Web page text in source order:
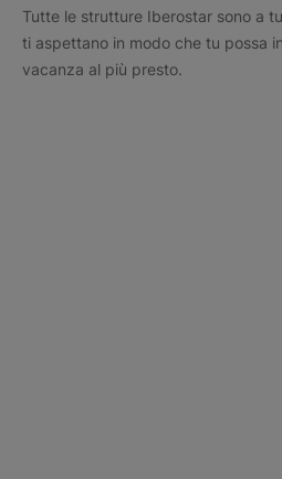
Tutte le strutture Iberostar sono a
ti aspettano in modo che tu possa
vacanza al più presto.